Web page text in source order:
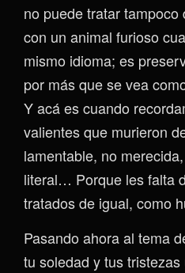
no puede tratar
con un animal furioso
mismo idioma; es
por más que se vea
Y acá es cuando
valientes que murieron
lamentable, no
literal… Porque les falta
tratados de igual, como
Pasando ahora al tema
tu soledad y tus